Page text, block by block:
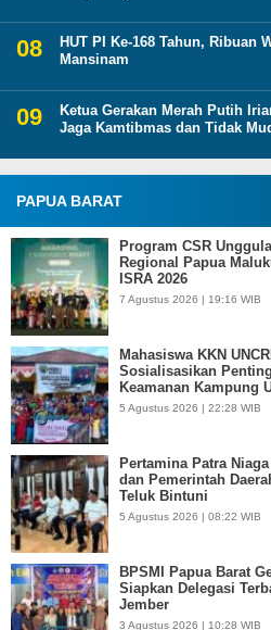
HUT PI Ke-168 Tahun, Ribuan
Mansinam
Ketua Gerakan Merah Putih
Jaga Kamtibmas dan Tidak
PAPUA BARAT
Program CSR
Regional Papua
ISRA 2026
7 Agustus 2026 | 19:16 WIB
Mahasiswa KKN
Sosialisasikan
Keamanan Kampung
5 Agustus 2026 | 22:28 WIB
Pertamina Patra
dan Pemerintah
Teluk Bintuni
5 Agustus 2026 | 08:22 WIB
BPSMI Papua Barat
Siapkan Delegasi
Jember
3 Agustus 2026 | 10:28 WIB